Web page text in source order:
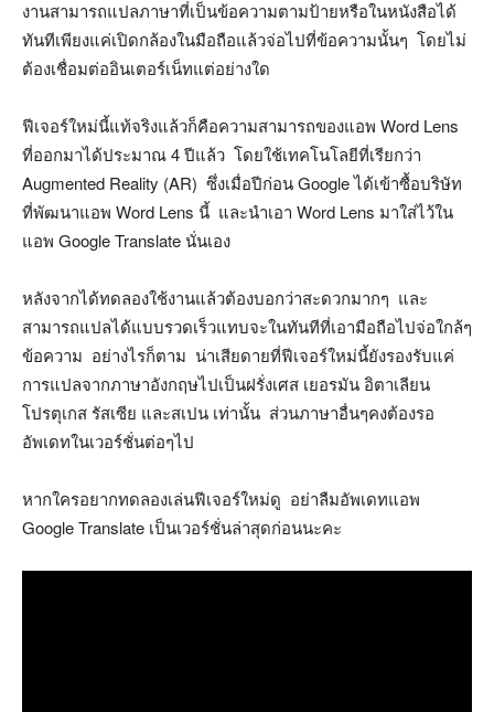
งานสามารถแปลภาษาที่เป็นข้อความตามป้ายหรือในหนังสือได้
ทันทีเพียงแค่เปิดกล้องในมือถือแล้วจ่อไปที่ข้อความนั้นๆ โดยไม่
ต้องเชื่อมต่ออินเตอร์เน็ทแต่อย่างใด
ฟีเจอร์ใหม่นี้แท้จริงแล้วก็คือความสามารถของแอพ Word Lens
ที่ออกมาได้ประมาณ 4 ปีแล้ว โดยใช้เทคโนโลยีที่เรียกว่า
Augmented Reality (AR) ซึ่งเมื่อปีก่อน Google ได้เข้าซื้อบริษัท
ที่พัฒนาแอพ Word Lens นี้ และนำเอา Word Lens มาใส่ไว้ใน
แอพ Google Translate นั่นเอง
หลังจากได้ทดลองใช้งานแล้วต้องบอกว่าสะดวกมากๆ และ
สามารถแปลได้แบบรวดเร็วแทบจะในทันทีที่เอามือถือไปจ่อใกล้ๆ
ข้อความ อย่างไรก็ตาม น่าเสียดายที่ฟีเจอร์ใหม่นี้ยังรองรับแค่
การแปลจากภาษาอังกฤษไปเป็นฝรั่งเศส เยอรมัน อิตาเลียน
โปรตุเกส รัสเซีย และสเปน เท่านั้น ส่วนภาษาอื่นๆคงต้องรอ
อัพเดทในเวอร์ชั่นต่อๆไป
หากใครอยากทดลองเล่นฟีเจอร์ใหม่ดู อย่าลืมอัพเดทแอพ
Google Translate เป็นเวอร์ชั่นล่าสุดก่อนนะคะ